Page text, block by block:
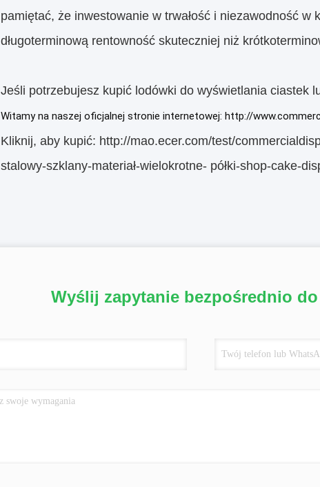
pamiętać, że inwestowanie w trwałość i niezawodność
długoterminową rentowność skuteczniej niż
Jeśli potrzebujesz kupić lodówki do wyświetlania ciastek
Witamy na naszej oficjalnej stronie internetowej: http://
Kliknij, aby kupić: http://mao.ecer.com/test/
stalowy-szklany-materiał-wielokrotne- półki-shop-cake-
Wyślij zapytanie bezpośrednio